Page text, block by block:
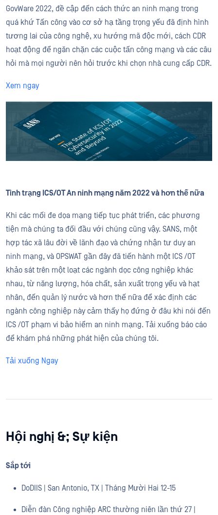
GovWare 2022, đề cập đến cách thức an ninh mạng trong
quá khứ Tấn công vào cơ sở hạ tầng trọng yếu đã định hình
tương lai của công nghệ, xu hướng mã độc mới, cách CDR
hoạt động để ngăn chặn các cuộc tấn công mạng và các câu
hỏi mà mọi người nên hỏi trước khi chọn nhà cung cấp CDR.
Xem ngay
Tình trạng ICS/OT An ninh mạng năm 2022 và hơn thế nữa
Khi các mối đe dọa mạng tiếp tục phát triển, các phương
tiện mà chúng ta đối đầu với chúng cũng vậy. SANS, một
hợp tác xã lâu đời về lãnh đạo và chứng nhận tư duy an
ninh mạng, và OPSWAT gần đây đã tiến hành một ICS /OT
khảo sát trên một loạt các ngành dọc công nghiệp khác
nhau, từ năng lượng, hóa chất, sản xuất trọng yếu và hạt
nhân, đến quản lý nước và hơn thế nữa để xác định các
ngành công nghiệp này cảm thấy họ đứng ở đâu khi nói đến
ICS /OT phạm vi bảo hiểm an ninh mạng. Tải xuống báo cáo
để khám phá những phát hiện của chúng tôi.
Tải xuống Ngay
Hội nghị &; Sự kiện
Sắp tới
DoDIIS | San Antonio, TX | Tháng Mười Hai 12-15
Diễn đàn Công nghiệp ARC thường niên lần thứ 27 |